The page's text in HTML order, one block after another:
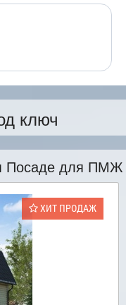
ключ
Посаде для ПМЖ
ХИТ ПРОДАЖ